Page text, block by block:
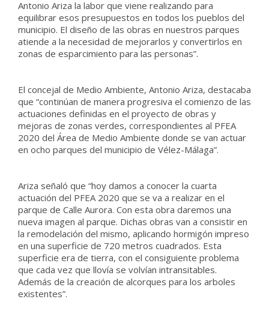
Antonio Ariza la labor que viene realizando para
equilibrar esos presupuestos en todos los pueblos del
municipio. El diseño de las obras en nuestros parques
atiende a la necesidad de mejorarlos y convertirlos en
zonas de esparcimiento para las personas”.
El concejal de Medio Ambiente, Antonio Ariza, destacaba
que “continúan de manera progresiva el comienzo de las
actuaciones definidas en el proyecto de obras y
mejoras de zonas verdes, correspondientes al PFEA
2020 del Área de Medio Ambiente donde se van actuar
en ocho parques del municipio de Vélez-Málaga”.
Ariza señaló que “hoy damos a conocer la cuarta
actuación del PFEA 2020 que se va a realizar en el
parque de Calle Aurora. Con esta obra daremos una
nueva imagen al parque. Dichas obras van a consistir en
la remodelación del mismo, aplicando hormigón impreso
en una superficie de 720 metros cuadrados. Esta
superficie era de tierra, con el consiguiente problema
que cada vez que llovía se volvían intransitables.
Además de la creación de alcorques para los arboles
existentes”.